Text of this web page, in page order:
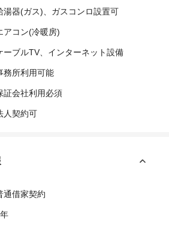
湯器(ガス)、ガスコンロ設置可
アコン(冷暖房)
ーブルTV、インターネット設備
務所利用可能
証会社利用必須
人契約可
通借家契約